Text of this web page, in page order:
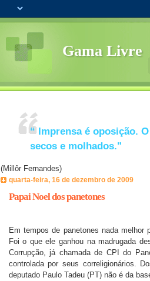
Gama Livre
“ Imprensa é oposição.
secos e molhados."
(Millôr Fernandes)
quarta-feira, 16 de dezembro de 2009
Papai Noel dos panetones
Em tempos de panetones nada melhor
Foi o que ele ganhou na madrugada
Corrupção, já chamada de CPI do
controlada por seus correligionários.
deputado Paulo Tadeu (PT) não é da